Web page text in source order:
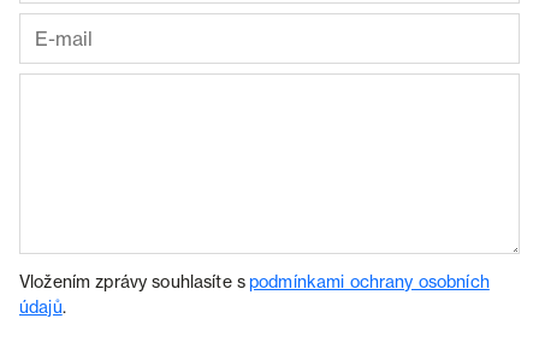
Vložením zprávy souhlasíte spodmínkami ochrany osobních
údajů.